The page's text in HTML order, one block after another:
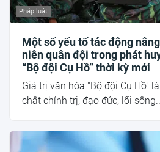
Pháp luật
Một số yếu tố tác động
niên quân đội trong phát
“Bộ đội Cụ Hồ” thời kỳ mới
Giá trị văn hóa "Bộ đội Cụ Hồ"
chất chính trị, đạo đức, lối